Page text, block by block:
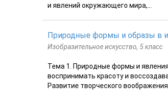
и явлений окружающего мира,...
Природные формы и образы в
Изобразительное искусство, 5 класс
Тема 1. Природные формы и
воспринимать красоту и
Развитие творческого